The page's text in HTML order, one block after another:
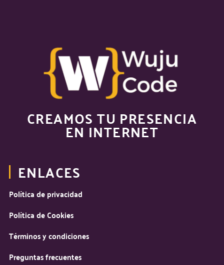
CREAMOS TU PRESENCIA
EN INTERNET
ENLACES
Política de privacidad
Política de Cookies
Términos y condiciones​
Preguntas frecuentes